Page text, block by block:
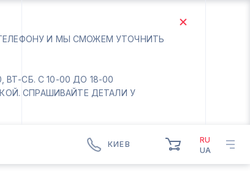
И МЫ СМОЖЕМ УТОЧНИТЬ
СБ. С 10-00 ДО 18-00
СПРАШИВАЙТЕ ДЕТАЛИ У
КИЕВ
RU
UA